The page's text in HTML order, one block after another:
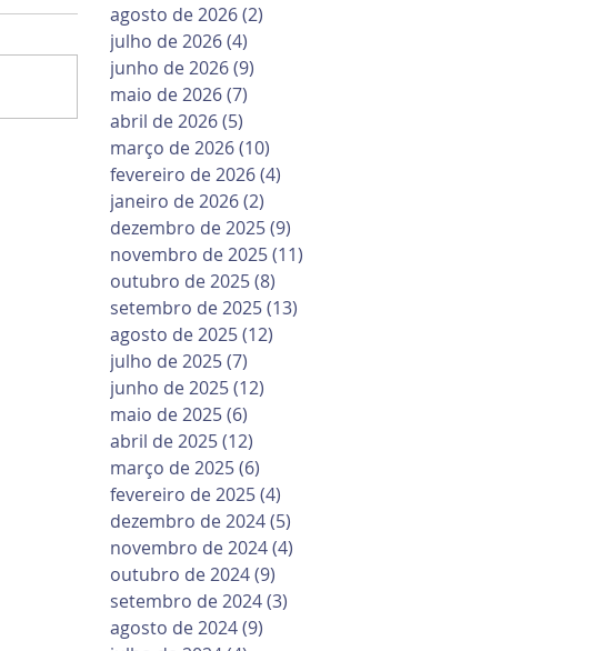
agosto de 2026(2)
julho de 2026(4)
junho de 2026(9)
maio de 2026(7)
abril de 2026(5)
março de 2026(10)
fevereiro de 2026(4)
janeiro de 2026(2)
dezembro de 2025(9)
novembro de 2025(11)
outubro de 2025(8)
setembro de 2025(13)
agosto de 2025(12)
julho de 2025(7)
junho de 2025(12)
maio de 2025(6)
abril de 2025(12)
março de 2025(6)
fevereiro de 2025(4)
dezembro de 2024(5)
novembro de 2024(4)
outubro de 2024(9)
setembro de 2024(3)
agosto de 2024(9)